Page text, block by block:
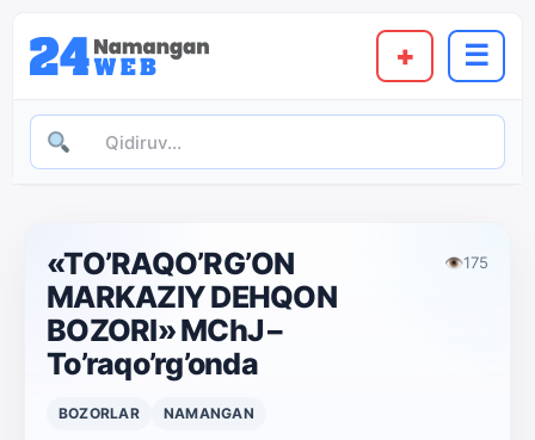
+ ☰
«TO’RAQO’RG’ON
MARKAZIY DEHQON
BOZORI» MChJ –
To’raqo’rg’onda
👁175
BOZORLAR NAMANGAN